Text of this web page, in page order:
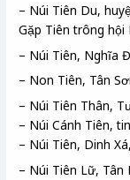
– Núi Tiên Du,
Gặp Tiên trông hội
– Núi Tiên, Nghĩa
– Non Tiên, Tân
– Núi Tiên Thân,
– Núi Cánh Tiên,
– Núi Tiên, Dinh
– Núi Tiên Lữ, Tân